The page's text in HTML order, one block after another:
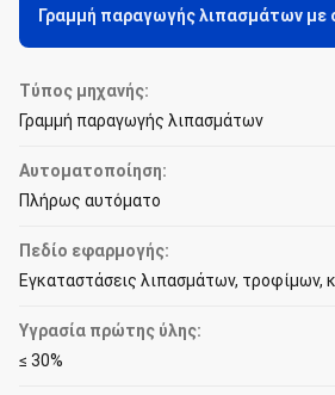
Γραμμή παραγωγής λιπασμάτων με
Τύπος μηχανής:
Γραμμή παραγωγής λιπασμάτων
Αυτοματοποίηση:
Πλήρως αυτόματο
Πεδίο εφαρμογής:
Εγκαταστάσεις λιπασμάτων, τροφίμων,
Υγρασία πρώτης ύλης:
≤ 30%